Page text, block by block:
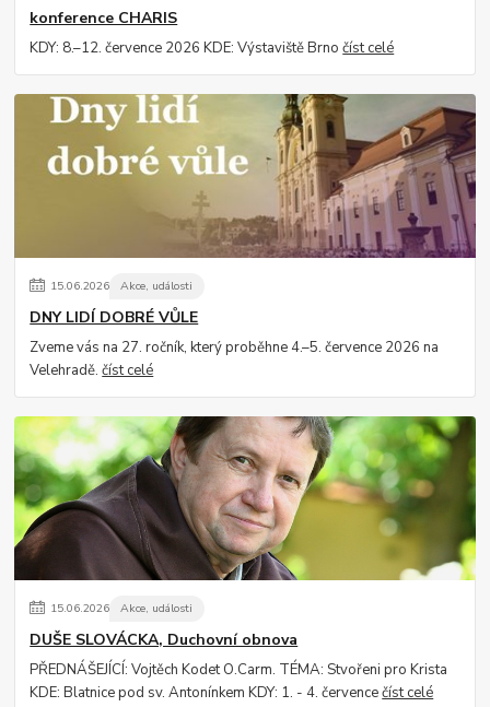
konference CHARIS
KDY: 8.–12. července 2026 KDE: Výstaviště Brnočíst celé
15.06.2026 Akce, události
DNY LIDÍ DOBRÉ VŮLE
Zveme vás na 27. ročník, který proběhne 4.–5. července 2026 na
Velehradě.číst celé
15.06.2026 Akce, události
DUŠE SLOVÁCKA, Duchovní obnova
PŘEDNÁŠEJÍCÍ: Vojtěch Kodet O.Carm. TÉMA: Stvořeni pro Krista
KDE: Blatnice pod sv. Antonínkem KDY: 1. - 4. červencečíst celé